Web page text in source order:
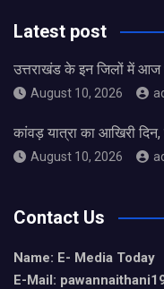
Latest post
उत्तराखंड के इन जिलों में आज
August 10, 2026
कांवड़ यात्रा का आखिरी
August 10, 2026
Contact Us
Name: E- Media Today
E-Mail: